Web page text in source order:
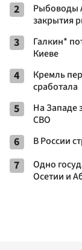
2
Рыбоводы
закрытия
3
Галкин*
Киеве
4
Кремль
сработала
5
На Западе
СВО
6 В России
7
Одно
Осетии и